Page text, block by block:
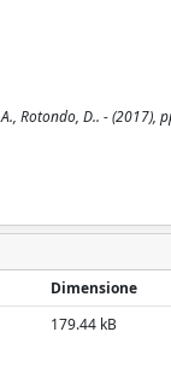
Rotondo, D.. - (2017),
Dimensione
179.44 kB